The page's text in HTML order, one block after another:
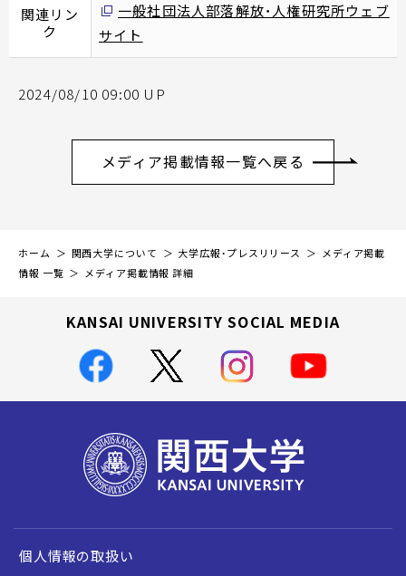
関連リン
ク
一般社団法人部落解放・人権研究所ウェブ
サイト
2024/08/10 09:00 UP
メディア掲載情報一覧へ戻る
ホーム 関西大学について 大学広報・プレスリリース
メディア掲載
情報 一覧
メディア掲載情報 詳細
KANSAI UNIVERSITY SOCIAL MEDIA
個人情報の取扱い